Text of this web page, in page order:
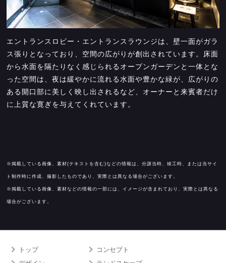
エントランスロビー・エントランスラウンジは、壁一面がガラ
ス張りとなっており、空間の広がりが創出されています。床面
から水面を隔たりなく感じられるオープンガーデンと一体とな
った空間は、夜は緩やかに流れる水面や豊かな緑が、広がりの
ある開口部に美しく映し出されるなど、オーナーと来賓者だけ
に上質な寛ぎを与えてくれています。
※掲載している画像、素材(テキストを含む)などの情報は、分譲当時、竣工時、または当サイ
ト制作時に作成、撮影したものであり、実際とは異なる場合がございます。
※掲載している画像、素材などの情報の一部には、イメージが含まれており、実際とは異なる
場合がございます。
トップ
コンセプト